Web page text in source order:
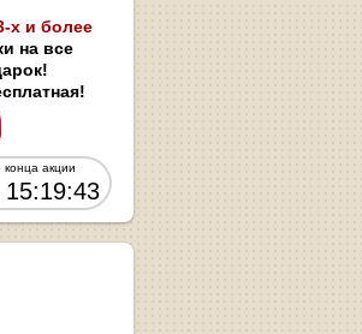
х и более
на все
конца акции
15:19:42